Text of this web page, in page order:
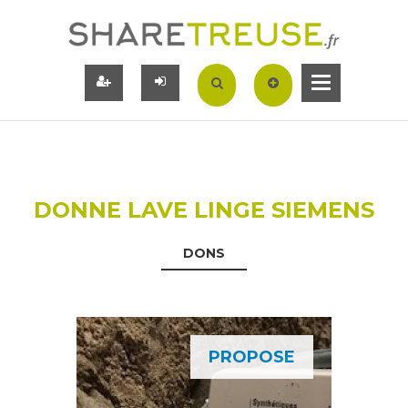
DONNE LAVE LINGE SIEMENS
DONS
PROPOSE